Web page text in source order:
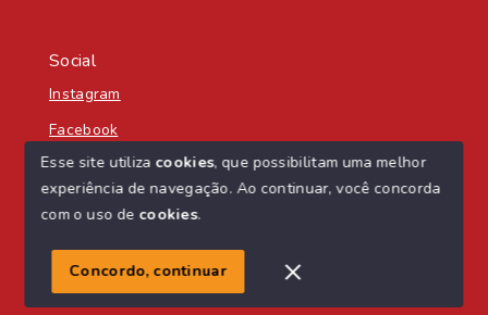
Social
Instagram
Facebook
© Copyright 2026 - Nascente Sul Imobiliária - Todos os
SITE PARA IMOBILIARIA
Esse site utiliza cookies, que possibilitam uma melhor
experiência de navegação. Ao continuar, você concorda
com o uso de cookies.
Concordo, continuar